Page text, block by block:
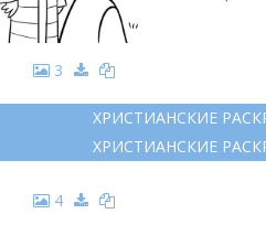
3
ХРИСТИАНСКИЕ
ХРИСТИАНСКИЕ
4